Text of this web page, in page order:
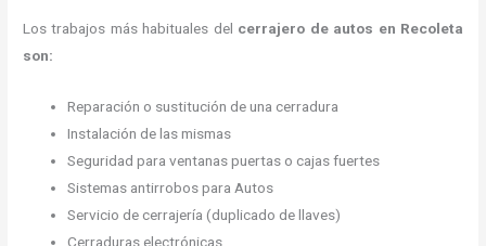
Los trabajos más habituales del cerrajero de autos en Recoleta
son:
Reparación o sustitución de una cerradura
Instalación de las mismas
Seguridad para ventanas puertas o cajas fuertes
Sistemas antirrobos para Autos
Servicio de cerrajería (duplicado de llaves)
Cerraduras electrónicas